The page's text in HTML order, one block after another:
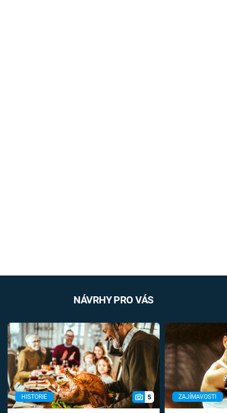
NÁVRHY PRO VÁS
HISTORIE 5 ZAJÍMAVOSTI